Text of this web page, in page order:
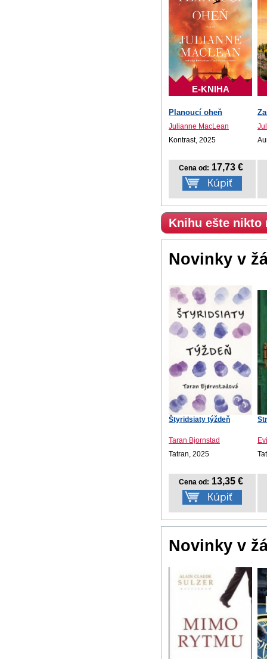
E-KNIHA
Planoucí oheň
Julianne MacLean
Kontrast, 2025
Cena od: 17,73 €
Knihu ešte nikto
Novinky v
Štyridsiaty týždeň
Taran Bjornstad
Tatran, 2025
Cena od: 13,35 €
Novinky v